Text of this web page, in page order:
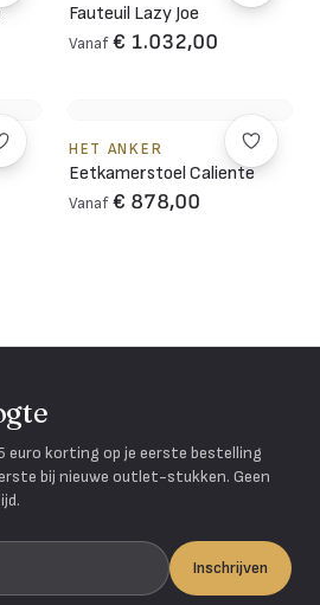
Fauteuil Lazy Joe
Vanaf € 1.032,00
HET ANKER
Eetkamerstoel Caliente
Vanaf € 878,00
euro korting op je eerste bestelling
bij nieuwe outlet-stukken. Geen
Inschrijven